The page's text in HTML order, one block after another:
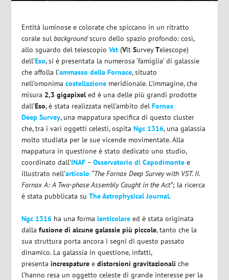
Entità luminose e colorate che spiccano in un ritratto
corale sulbackgroundscuro dello spazio profondo: così,
allo sguardo del telescopioVst (VltSurveyTelescope)
dell’Eso, si è presentata la numerosa ‘famiglia’ di galassie
che affolla l’ammasso della Fornace, situato
nell’omonimacostellazione meridionale. L’immagine, che
misura 2,3 gigapixel ed è una delle più grandi prodotte
dall’Eso, è stata realizzata nell’ambito delFornax
Deep Survey, una mappatura specifica di questo cluster
che, tra i vari oggetti celesti, ospitaNgc 1316, una galassia
molto studiata per le sue vicende movimentate. Alla
mappatura in questione è stato dedicato uno studio,
coordinato dall’INAF –Osservatorio di Capodimonte e
illustrato nell’articolo “The Fornax Deep Survey with VST. II.
Fornax A: A Two-phase Assembly Caught in the Act”; la ricerca
è stata pubblicata suThe Astrophysical Journal.
Ngc 1316 ha una formalenticolare ed è stata originata
dallafusione di alcune galassie più piccole, tanto che la
sua struttura porta ancora i segni di questo passato
dinamico. La galassia in questione, infatti,
presentaincrespature edistorsioni gravitazionali che
l’hanno resa un oggetto celeste di grande interesse per la